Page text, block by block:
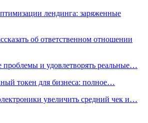
лендинга: заряженные
об ответственном отношении
проблемы и удовлетворять реальные…
токен для бизнеса: полное…
увеличить средний чек и…